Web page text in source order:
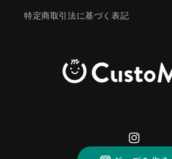
特定商取引法に基づく表記
Instagram